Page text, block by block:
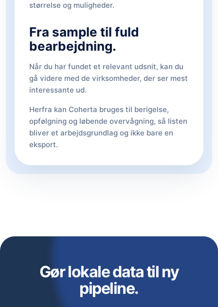
størrelse og muligheder.
Fra sample til fuld
bearbejdning.
Når du har fundet et relevant udsnit, kan du
gå videre med de virksomheder, der ser mest
interessante ud.
Herfra kan Coherta bruges til berigelse,
opfølgning og løbende overvågning, så listen
bliver et arbejdsgrundlag og ikke bare en
eksport.
Gør lokale data til ny
pipeline.